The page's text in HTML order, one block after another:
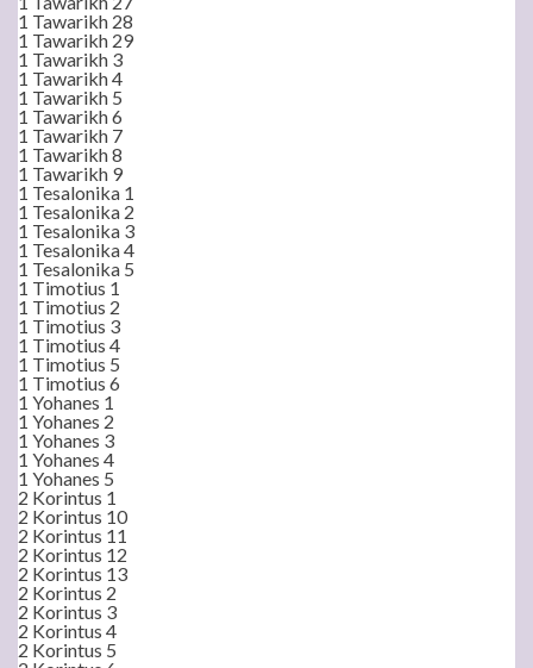
1 Tawarikh 28
1 Tawarikh 29
1 Tawarikh 3
1 Tawarikh 4
1 Tawarikh 5
1 Tawarikh 6
1 Tawarikh 7
1 Tawarikh 8
1 Tawarikh 9
1 Tesalonika 1
1 Tesalonika 2
1 Tesalonika 3
1 Tesalonika 4
1 Tesalonika 5
1 Timotius 1
1 Timotius 2
1 Timotius 3
1 Timotius 4
1 Timotius 5
1 Timotius 6
1 Yohanes 1
1 Yohanes 2
1 Yohanes 3
1 Yohanes 4
1 Yohanes 5
2 Korintus 1
2 Korintus 10
2 Korintus 11
2 Korintus 12
2 Korintus 13
2 Korintus 2
2 Korintus 3
2 Korintus 4
2 Korintus 5